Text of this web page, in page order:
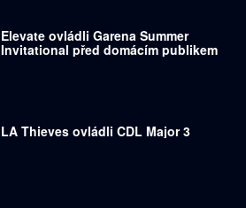
Elevate ovládli Garena Summer
Invitational před domácím publikem
LA Thieves ovládli CDL Major 3